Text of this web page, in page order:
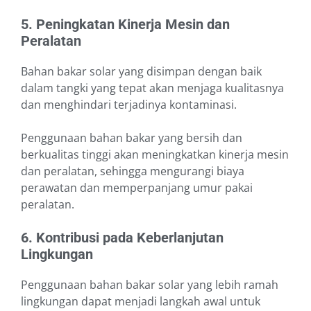
5. Peningkatan Kinerja Mesin dan
Peralatan
Bahan bakar solar yang disimpan dengan baik
dalam tangki yang tepat akan menjaga kualitasnya
dan menghindari terjadinya kontaminasi.
Penggunaan bahan bakar yang bersih dan
berkualitas tinggi akan meningkatkan kinerja mesin
dan peralatan, sehingga mengurangi biaya
perawatan dan memperpanjang umur pakai
peralatan.
6. Kontribusi pada Keberlanjutan
Lingkungan
Penggunaan bahan bakar solar yang lebih ramah
lingkungan dapat menjadi langkah awal untuk